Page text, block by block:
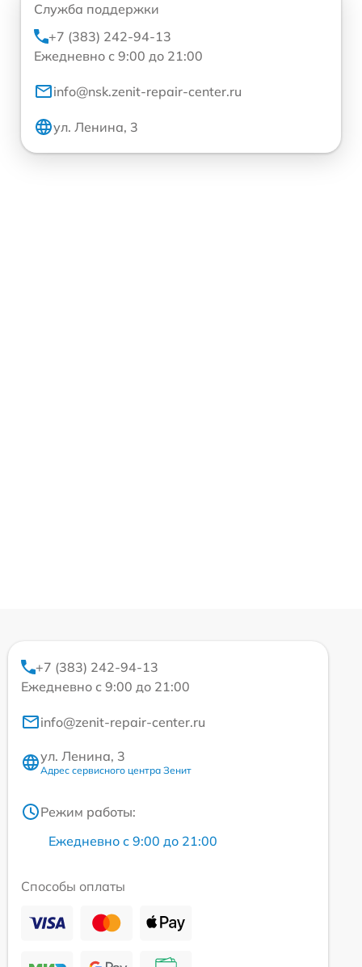
Служба поддержки
+7 (383) 242-94-13
Ежедневно с 9:00 до 21:00
info@nsk.zenit-repair-center.ru
ул. Ленина, 3
+7 (383) 242-94-13
Ежедневно с 9:00 до 21:00
info@zenit-repair-center.ru
ул. Ленина, 3
Адрес сервисного центра Зенит
Режим работы:
Ежедневно с 9:00 до 21:00
Способы оплаты